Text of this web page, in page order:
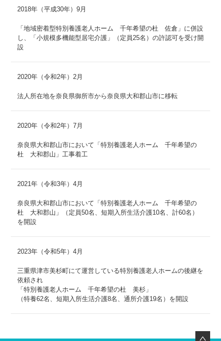
2018年（平成30年）9月
「地域密着型特別養護老人ホーム 千年希望の杜 佐倉」に併設
し、「小規模多機能型居宅介護」（定員25名）の許認可を受け開
設
2020年（令和2年）2月
法人所在地を奈良県御所市から奈良県大和郡山市に移転
2020年（令和2年）7月
奈良県大和郡山市において「特別養護老人ホーム 千年希望の
杜 大和郡山」工事着工
2021年（令和3年）4月
奈良県大和郡山市において「特別養護老人ホーム 千年希望の
杜 大和郡山」（定員50名、短期入所生活介護10名、計60名）
を開設
2023年（令和5年）4月
三重県津市美杉町にて運営している特別養護老人ホームの後継を
依頼され
「特別養護老人ホーム 千年希望の杜 美杉」
（特養62名、短期入所生活介護8名、通所介護19名）を開設